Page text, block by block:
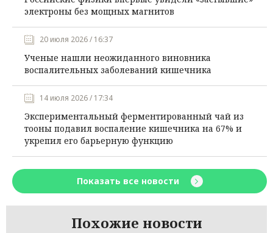
электроны без мощных магнитов
20 июля 2026 / 16:37
Ученые нашли неожиданного виновника
воспалительных заболеваний кишечника
14 июля 2026 / 17:34
Экспериментальный ферментированный чай из
тооны подавил воспаление кишечника на 67% и
укрепил его барьерную функцию
Показать все новости
Похожие новости